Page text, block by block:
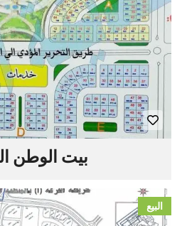
بيت الوطن
البيع